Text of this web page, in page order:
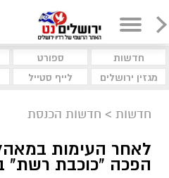
חדשות ספורט
מגזין ירושלים
לייף סטייל
חדשות > חדשות הכנסת
לאחר העימות
הפכה "כוכבת רשת"